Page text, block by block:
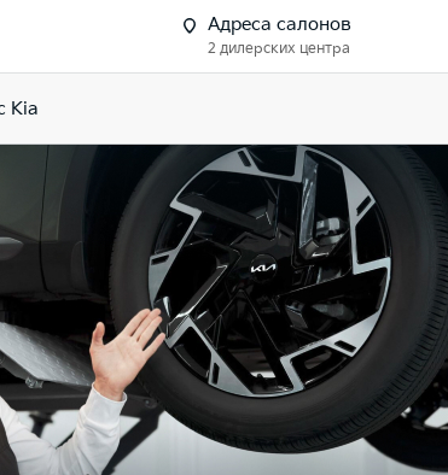
Адреса салонов
2 дилерских центра
Kia